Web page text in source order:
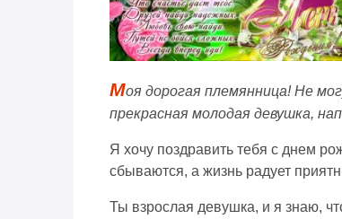
Моя дорогая племянница! Не
прекрасная молодая девушка,
Я хочу поздравить тебя с днем
сбываются, а жизнь радует
Ты взрослая девушка, и я знаю,